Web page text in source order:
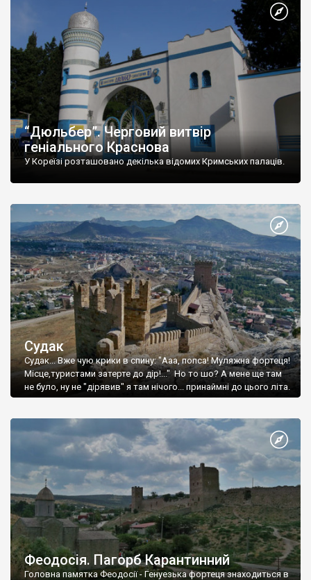
“Дюльбер”. Черговий витвір
геніального Краснова
У Кореїзі розташовано декілька відомих Кримських палаців.
Судак
Судак... Вже чую крики в спину: "Ааа, попса! Муляжна фортеця!
Місце,туристами затерте до дір!..." Но то шо? А мене ще там
не було, ну не "дірявив" я там нічого... принаймні до цього літа.
Феодосія. Пагорб Карантинний
Головна памятка Феодосії - Генуезька фортеця знаходиться в